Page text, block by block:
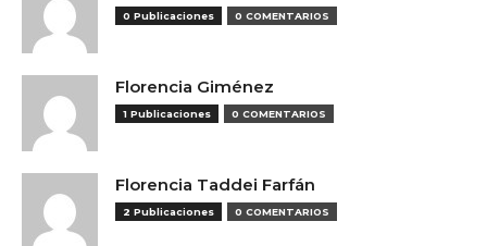
0 Publicaciones 0 COMENTARIOS
Florencia Giménez
1 Publicaciones 0 COMENTARIOS
Florencia Taddei Farfán
2 Publicaciones 0 COMENTARIOS